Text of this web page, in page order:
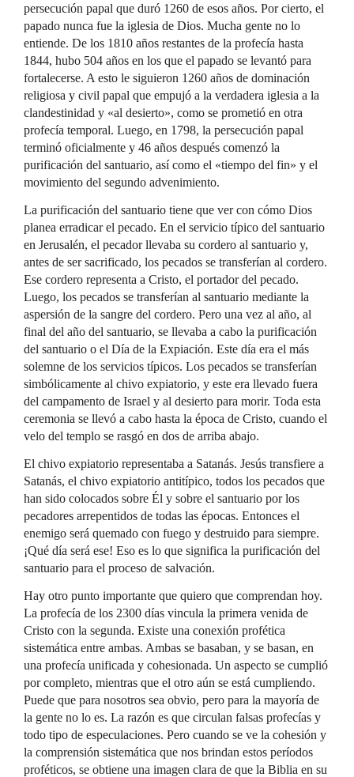
persecución papal que duró 1260 de esos años. Por cierto, el
papado nunca fue la iglesia de Dios. Mucha gente no lo
entiende. De los 1810 años restantes de la profecía hasta
1844, hubo 504 años en los que el papado se levantó para
fortalecerse. A esto le siguieron 1260 años de dominación
religiosa y civil papal que empujó a la verdadera iglesia a la
clandestinidad y «al desierto», como se prometió en otra
profecía temporal. Luego, en 1798, la persecución papal
terminó oficialmente y 46 años después comenzó la
purificación del santuario, así como el «tiempo del fin» y el
movimiento del segundo advenimiento.
La purificación del santuario tiene que ver con cómo Dios
planea erradicar el pecado. En el servicio típico del santuario
en Jerusalén, el pecador llevaba su cordero al santuario y,
antes de ser sacrificado, los pecados se transferían al cordero.
Ese cordero representa a Cristo, el portador del pecado.
Luego, los pecados se transferían al santuario mediante la
aspersión de la sangre del cordero. Pero una vez al año, al
final del año del santuario, se llevaba a cabo la purificación
del santuario o el Día de la Expiación. Este día era el más
solemne de los servicios típicos. Los pecados se transferían
simbólicamente al chivo expiatorio, y este era llevado fuera
del campamento de Israel y al desierto para morir. Toda esta
ceremonia se llevó a cabo hasta la época de Cristo, cuando el
velo del templo se rasgó en dos de arriba abajo.
El chivo expiatorio representaba a Satanás. Jesús transfiere a
Satanás, el chivo expiatorio antitípico, todos los pecados que
han sido colocados sobre Él y sobre el santuario por los
pecadores arrepentidos de todas las épocas. Entonces el
enemigo será quemado con fuego y destruido para siempre.
¡Qué día será ese! Eso es lo que significa la purificación del
santuario para el proceso de salvación.
Hay otro punto importante que quiero que comprendan hoy.
La profecía de los 2300 días vincula la primera venida de
Cristo con la segunda. Existe una conexión profética
sistemática entre ambas. Ambas se basaban, y se basan, en
una profecía unificada y cohesionada. Un aspecto se cumplió
por completo, mientras que el otro aún se está cumpliendo.
Puede que para nosotros sea obvio, pero para la mayoría de
la gente no lo es. La razón es que circulan falsas profecías y
todo tipo de especulaciones. Pero cuando se ve la cohesión y
la comprensión sistemática que nos brindan estos períodos
proféticos, se obtiene una imagen clara de que la Biblia en su